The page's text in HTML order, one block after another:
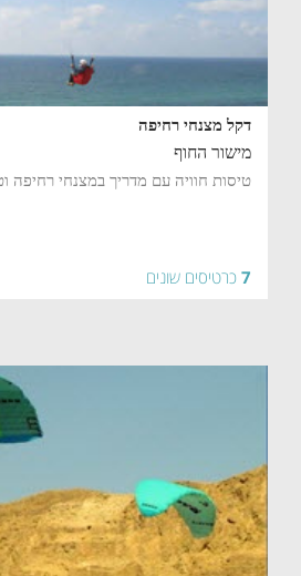
דקל מצנחי רחיפה
מישור החוף
טיסות חוויה עם מדריך במצנחי רחיפה
7 כרטיסים שונים